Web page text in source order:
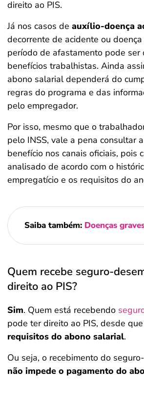
direito ao PIS.
Já nos casos de auxílio-doença
decorrente de acidente ou
período de afastamento pode ser
benefícios trabalhistas. Ainda
abono salarial dependerá do
regras do programa e das
pelo empregador.
Por isso, mesmo que o
pelo INSS, vale a pena consultar
benefício nos canais oficiais, pois
analisado de acordo com o
empregatício e os requisitos do
Saiba também: Doenças
Quem recebe seguro-
direito ao PIS?
Sim. Quem está recebendo
pode ter direito ao PIS, desde que
requisitos do abono salarial.
Ou seja, o recebimento do
não impede o pagamento do